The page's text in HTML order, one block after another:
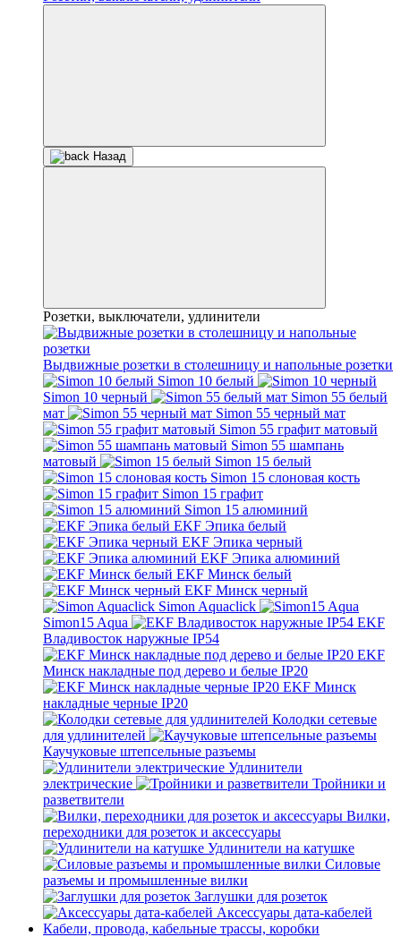
Назад
Розетки, выключатели, удлинители
Выдвижные розетки в столешницу и напольные розетки
Simon 10 белый
Simon 10 черный
Simon 55 белый
мат
Simon 55 черный мат
Simon 55 графит матовый
Simon 55 шампань
матовый
Simon 15 белый
Simon 15 слоновая кость
Simon 15 графит
Simon 15 алюминий
EKF Эпика белый
EKF Эпика черный
EKF Эпика алюминий
EKF Минск белый
EKF Минск черный
Simon Aquaclick
Simon15 Aqua
EKF
Владивосток наружные IP54
EKF
Минск накладные под дерево и белые IP20
EKF Минск
накладные черные IP20
Колодки сетевые
для удлинителей
Каучуковые штепсельные разъемы
Удлинители
электрические
Тройники и
разветвители
Вилки,
переходники для розеток и аксессуары
Удлинители на катушке
Силовые
разъемы и промышленные вилки
Заглушки для розеток
Аксессуары дата-кабелей
Кабели, провода, кабельные трассы, коробки